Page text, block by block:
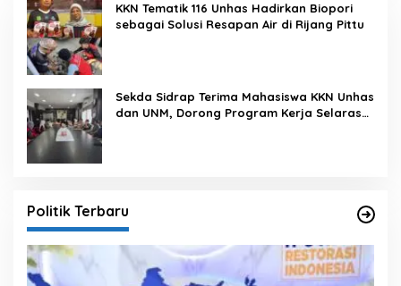
KKN Tematik 116 Unhas Hadirkan Biopori
sebagai Solusi Resapan Air di Rijang Pittu
Sekda Sidrap Terima Mahasiswa KKN Unhas
dan UNM, Dorong Program Kerja Selaras
Politik Terbaru